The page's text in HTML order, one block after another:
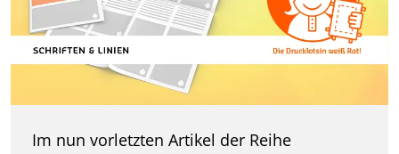
Im nun vorletzten Artikel der Reihe